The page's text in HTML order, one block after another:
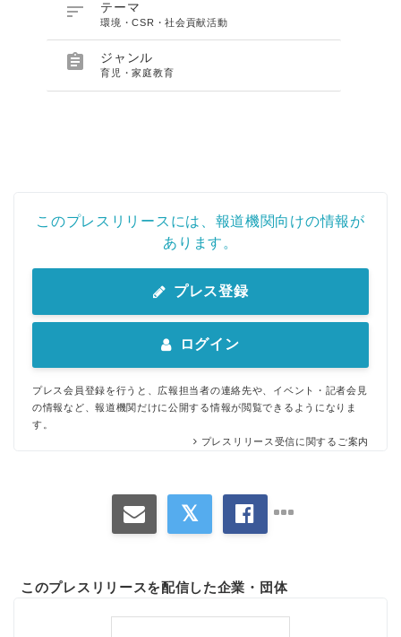
 テーマ
環境・CSR・社会貢献活動
 ジャンル
育児・家庭教育
このプレスリリースには、報道機関向けの情報が
あります。
プレス登録
ログイン
プレス会員登録を行うと、広報担当者の連絡先や、イベント・記者会見
の情報など、報道機関だけに公開する情報が閲覧できるようになりま
す。
プレスリリース受信に関するご案内
このプレスリリースを配信した企業・団体